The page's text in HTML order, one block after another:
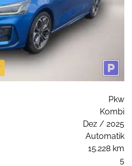
Pkw
Kombi
Dez / 2025
Automatik
15.228 km
5